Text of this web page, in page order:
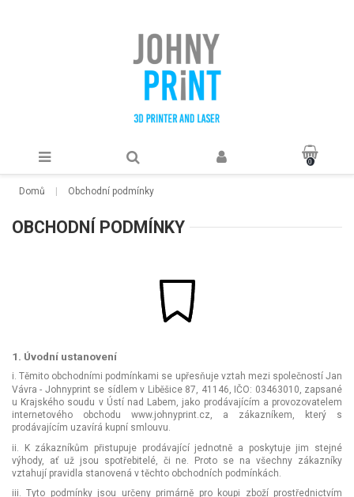
0
Domů Obchodní podmínky
OBCHODNÍ PODMÍNKY
1. Úvodní ustanovení
i. Těmito obchodními podmínkami se upřesňuje vztah mezi společností Jan
Vávra - Johnyprint se sídlem v Liběšice 87, 41146, IČO: 03463010, zapsané
u Krajského soudu v Ústí nad Labem, jako prodávajícím a provozovatelem
internetového obchodu www.johnyprint.cz, a zákazníkem, který s
prodávajícím uzavírá kupní smlouvu.
ii. K zákazníkům přistupuje prodávající jednotně a poskytuje jim stejné
výhody, ať už jsou spotřebitelé, či ne. Proto se na všechny zákazníky
vztahují pravidla stanovená v těchto obchodních podmínkách.
iii. Tyto podmínky jsou určeny primárně pro koupi zboží prostřednictvím